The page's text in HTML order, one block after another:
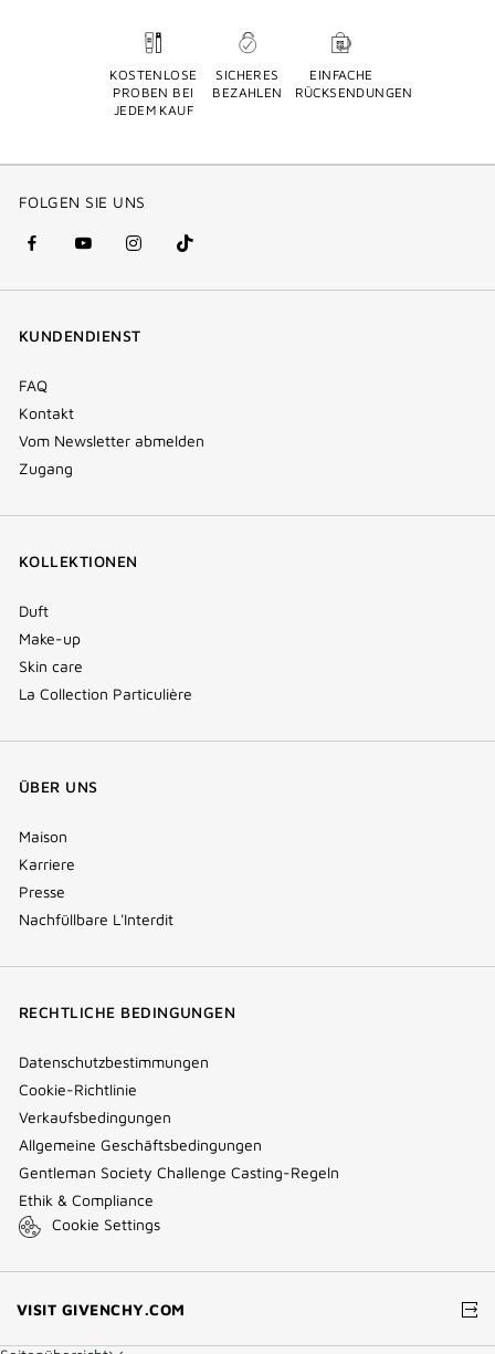
KOSTENLOSE
PROBEN BEI
JEDEM KAUF
SICHERES
BEZAHLEN
EINFACHE
RÜCKSENDUNGEN
FOLGEN SIE UNS
facebook
(new
youtube
(new
instagram
(new
Tik
Tok
KUNDENDIENST
FAQ
Kontakt
Vom Newsletter abmelden
Zugang
KOLLEKTIONEN
Duft
Make-up
Skin care
La Collection Particulière
ÜBER UNS
Maison
Karriere
Presse
Nachfüllbare L'Interdit
RECHTLICHE BEDINGUNGEN
Datenschutzbestimmungen
Cookie-Richtlinie
Verkaufsbedingungen
Allgemeine Geschäftsbedingungen
Gentleman Society Challenge Casting-Regeln
Ethik & Compliance
Cookie Settings
VISIT GIVENCHY.COM